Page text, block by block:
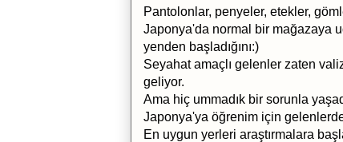
Pantolonlar, penyeler, etekler,
Japonya'da normal bir mağazaya
yenden başladığını:)
Seyahat amaçlı gelenler zaten
geliyor.
Ama hiç ummadık bir sorunla
Japonya'ya öğrenim için
En uygun yerleri araştırmalara